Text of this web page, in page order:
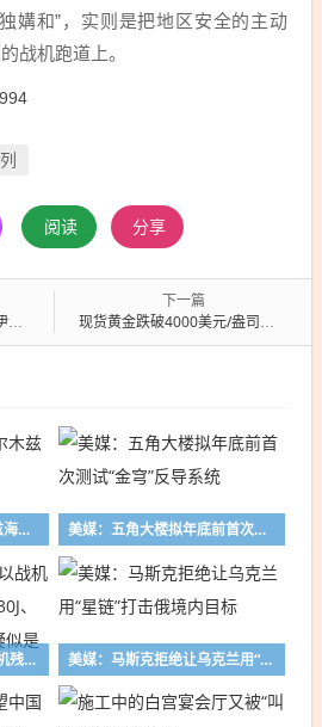
媾和”，实则是把地区安全的主动
战机跑道上。
阅读 分享
下一篇
现货黄金跌破4000美元/盎司关口
美财长：过两年，霍尔木兹海峡就“不重要”了 美媒：五角大楼拟年底前首次测试“金穹”反导系统
伊朗公布“被击落的美以战机残骸”：含F-15E、MC-130J、多架无人机；展示地点疑似是在大型地下掩体 美媒：马斯克拒绝让乌克兰用“星链”打击俄境内目标